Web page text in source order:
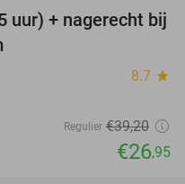
31%
uur) + nagerecht bij
8.7 star
Regulier €39,20
€26,95